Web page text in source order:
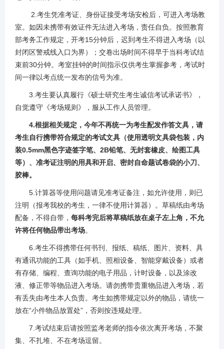
2.考生凭准考证、身份证接受考场安检后，可进入考场教
室。如因未携带有效证件无法进入考场，责任自负。按照教育
部考务工作规定，开考15分钟后，迟到考生不得进入考场（以
封闭区警戒线入口为界）；交卷出场时间不得早于当科考试结
束前30分钟。考室挂钟的时间指示仅供考生掌握参考，考试时
间一律以考点统一发布的信号为准。
3.考生要认真履行《硕士研究生考生诚信考试承诺书》，
自觉遵守《考场规则》，服从工作人员管理。
4.根据相关规定，今年不再统一为考生配发作答文具，请
考生自行携带符合规定的考试文具（使用透明文具袋包装，内
装0.5mm黑色字迹签字笔、2B铅笔、无封套橡皮、绘图工具
等）、准考证注明的用具和开启、密封自命题试卷袋的小刀、
胶棒。
5.计算器等使用问题请见准考证备注，如允许使用，则已
注明（报考我校的考生，一律不使用计算器）。 草稿纸由考场
配备，不得自带， 每科考完后将草稿纸放在桌子左上角，不允
许将任何物品带出考场。
6.考生不得携带任何书刊、报纸、稿纸、图片、资料、具
有通讯功能的工具（如手机、照相设备、智能穿戴设备）或者
有存储、编程、查询功能的电子用品，计时设备，以及涂改
液、修正带等物品进入考场。请勿携带贵重物品进入考场，若
有丢失由考生本人负责。考生如携带规定以外的物品，请统一
放在“小件物品放置处”，否则按违规处理。
7.考试结束后请按照监考老师的指令依次离开考场，不聚
集、不扎堆、不在考场逗留。